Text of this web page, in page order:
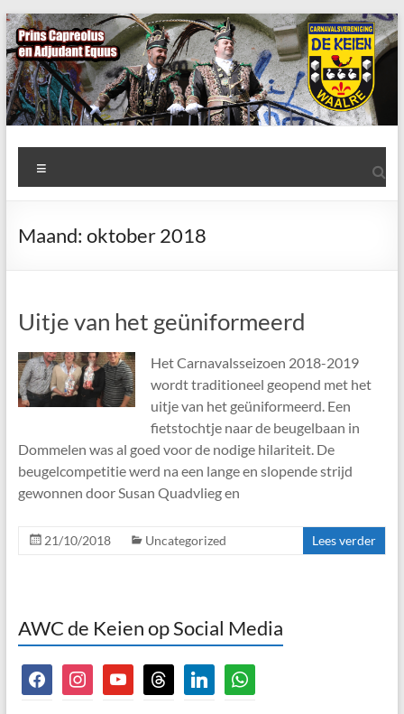
Ga
naar
de
inhoud
AWC
de
Keien
De
Maand: oktober 2018
Uitje van het geüniformeerd
Het Carnavalsseizoen 2018-2019
wordt traditioneel geopend met het
uitje van het geüniformeerd. Een
fietstochtje naar de beugelbaan in
Dommelen was al goed voor de nodige hilariteit. De
beugelcompetitie werd na een lange en slopende strijd
gewonnen door Susan Quadvlieg en
21/10/2018 Uncategorized Lees verder
AWC de Keien op Social Media
facebookinstagramyoutubethreads linkedinwhatsapp